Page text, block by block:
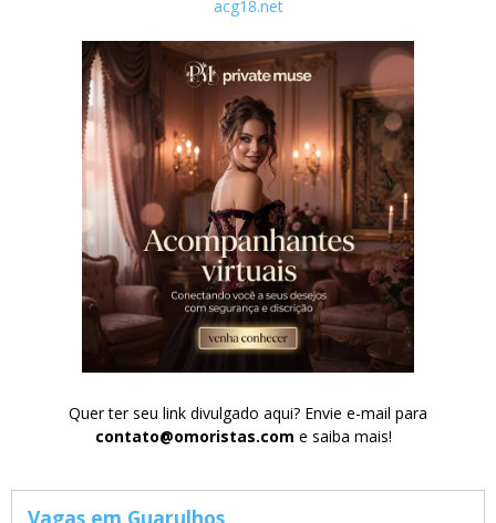
acg18.net
Quer ter seu link divulgado aqui? Envie e-mail para
contato@omoristas.com e saiba mais!
Vagas em Guarulhos